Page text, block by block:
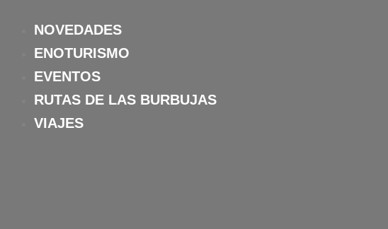
contenido
NOVEDADES
ENOTURISMO
EVENTOS
RUTAS DE LAS BURBUJAS
VIAJES